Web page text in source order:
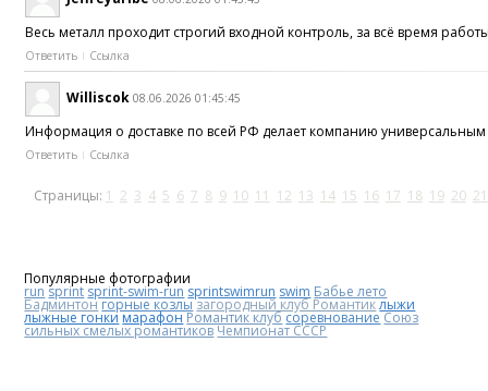
Весь металл проходит строгий входной контроль, за всё время
Ответить Ссылка
Williscok 08.06.2026 01:45:45
Информация о доставке по всей РФ делает компанию
Ответить Ссылка
Страницы: 1 2 3 4 5 6 7 8 9 10 11 12 13 14 15 16 17 18 19 20 21
Популярные фотографии
run sprint sprint-swim-run sprintswimrun swim Бабье лето
Бадминтонгорные козлы загородный клуб Романтиклыжи
лыжные гонки марафонРомантик клубсоревнованиеСоюз
сильных смелых романтиковЧемпионат СССР